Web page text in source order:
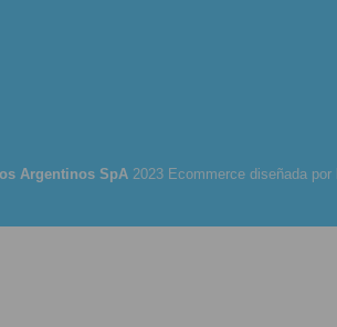
Argentinos SpA 2023 Ecommerce diseñada por